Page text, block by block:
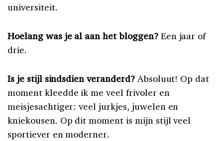
universiteit.
Hoelang was je al aan het bloggen?Een jaar of
drie.
Is je stijl sindsdien veranderd?Absoluut! Op dat
moment kleedde ik me veel frivoler en
meisjesachtiger: veel jurkjes, juwelen en
kniekousen. Op dit moment is mijn stijl veel
sportiever en moderner.